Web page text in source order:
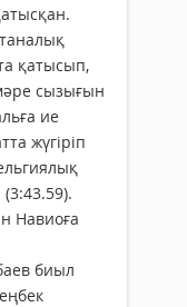
қатысып,
сызығын
ие
жүгіріп
(3:43.59).
Навиоға
биыл